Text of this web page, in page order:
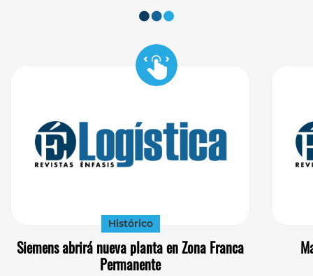
Histórico
Siemens abrirá nueva planta en Zona Franca
Permanente